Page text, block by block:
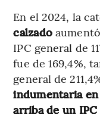
En el 2024, la
calzado
IPC general de
fue de 169,4%,
general de
indumentaria
arriba de un IPC